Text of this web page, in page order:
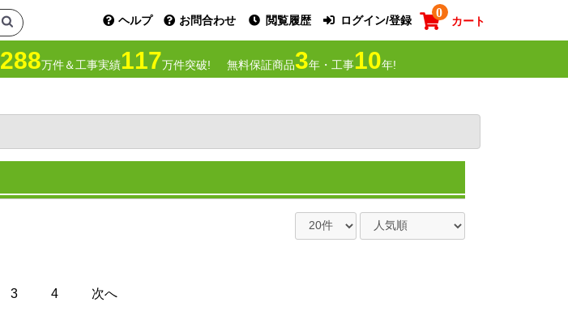
ヘルプ お問合わせ 閲覧履歴 ログイン/登録
0
カート
288万件＆工事実績117万件突破! 無料保証商品3年・工事10年!
3 4 次へ